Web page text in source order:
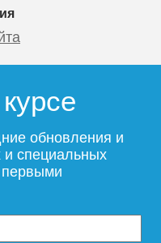
обновления и
и специальных